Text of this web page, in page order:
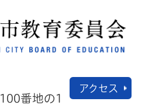
番地の1
アクセス